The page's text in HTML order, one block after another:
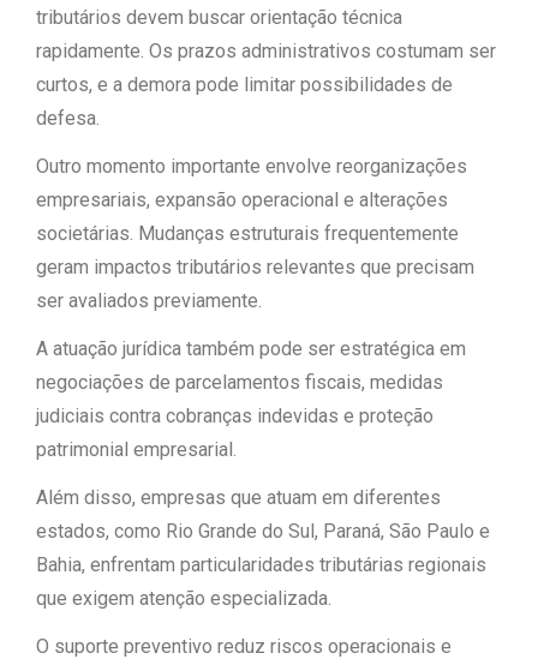
tributários devem buscar orientação técnica
rapidamente. Os prazos administrativos costumam ser
curtos, e a demora pode limitar possibilidades de
defesa.
Outro momento importante envolve reorganizações
empresariais, expansão operacional e alterações
societárias. Mudanças estruturais frequentemente
geram impactos tributários relevantes que precisam
ser avaliados previamente.
A atuação jurídica também pode ser estratégica em
negociações de parcelamentos fiscais, medidas
judiciais contra cobranças indevidas e proteção
patrimonial empresarial.
Além disso, empresas que atuam em diferentes
estados, como Rio Grande do Sul, Paraná, São Paulo e
Bahia, enfrentam particularidades tributárias regionais
que exigem atenção especializada.
O suporte preventivo reduz riscos operacionais e